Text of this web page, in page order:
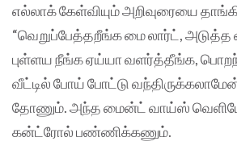
எல்லாக் கேள்வியும் அறிவுரையை தாங்கி
“வெறுப்பேத்தறீங்க மை லார்ட், அடுத்த
புள்ளய நீங்க ஏய்யா வளர்த்தீங்க,
வீட்டில் போய் போட்டு
தோணும். அந்த மைன்ட் வாய்ஸ்
கன்ட்ரோல் பண்ணிக்கணும்.